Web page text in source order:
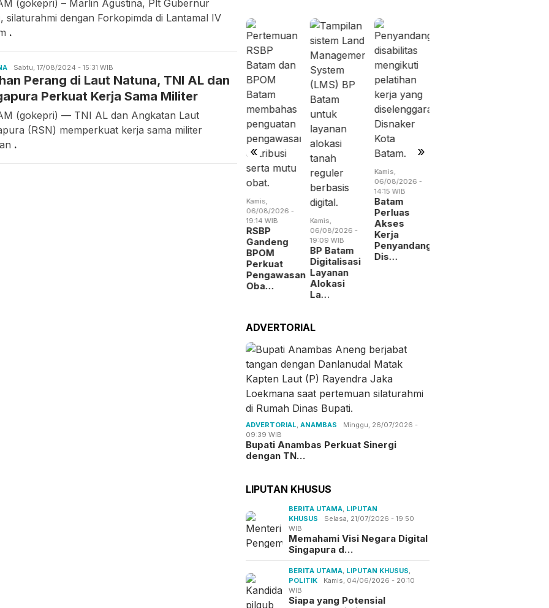
(gokepri) – Marlin Agustina, Plt Gubernur
silaturahmi dengan Forkopimda di Lantamal IV
.
Candra
Gunawan
Sabtu, 17/08/2024 - 15:31 WIB
Perang di Laut Natuna, TNI AL dan
Perkuat Kerja Sama Militer
(gokepri) — TNI AL dan Angkatan Laut
(RSN) memperkuat kerja sama militer
. « »
2026 -
WIB
06/08/2026 -
14:15 WIB
Batam
Perluas
Akses
Kerja
Penyandang
19:02 WIB
BP Batam
Benahi
Alokasi
Pemanfaatan
Ruan…
07/08/2026 -
Perang
Dagang
Peta
Kamis,
06/08/2026 -
19:14 WIB
RSBP
Gandeng
BPOM
Perkuat
Pengawasan
Oba…
Kamis,
06/08/2026 -
19:09 WIB
BP Batam
Digitalisasi
Layanan
Alokasi
La…
Kamis,
06/08/2026 -
14:15 WIB
Batam
Perluas
Akses
Kerja
Penyandang
Dis…
ADVERTORIAL
ADVERTORIAL,ANAMBAS
Minggu, 26/07/2026 -
09:39 WIB
Bupati Anambas Perkuat Sinergi
dengan TN…
LIPUTAN KHUSUS
BERITA UTAMA, LIPUTAN
KHUSUS
Selasa, 21/07/2026 - 19:50
WIB
Memahami Visi Negara Digital
Singapura d…
BERITA UTAMA, LIPUTAN KHUSUS,
POLITIK
Kamis, 04/06/2026 - 20:10
WIB
Siapa yang Potensial